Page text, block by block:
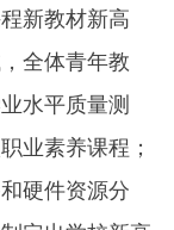
新教材新高
全体青年教
水平质量测
业素养课程；
硬件资源分